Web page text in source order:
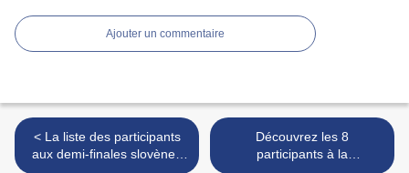
Ajouter un commentaire
< La liste des participants
aux demi-finales slovènes
Découvrez les 8
participants à la